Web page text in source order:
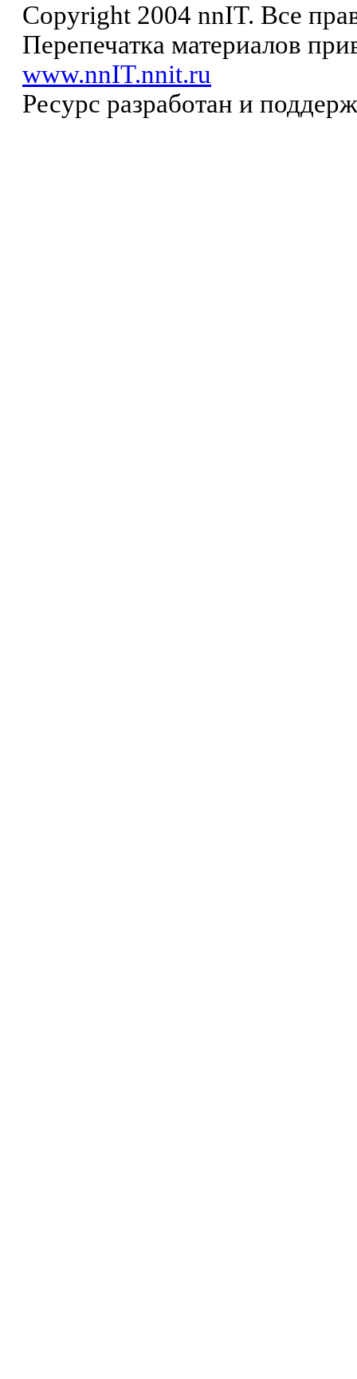
Copyright 2004 nnIT. Все
Перепечатка материалов
www.nnIT.nnit.ru
Ресурс разработан и